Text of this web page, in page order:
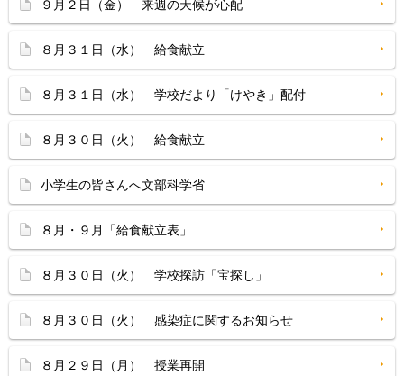
９月２日（金） 来週の天候が心配
８月３１日（水） 給食献立
８月３１日（水） 学校だより「けやき」配付
８月３０日（火） 給食献立
小学生の皆さんへ文部科学省
８月・９月「給食献立表」
８月３０日（火） 学校探訪「宝探し」
８月３０日（火） 感染症に関するお知らせ
８月２９日（月） 授業再開